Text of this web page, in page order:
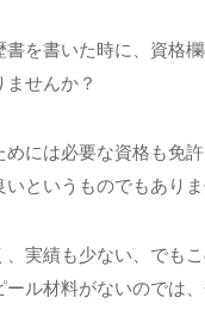
を書いた時に、資格
せんか？
には必要な資格も免許
というものでもありま
、実績も少ない、でも
ール材料がないのでは